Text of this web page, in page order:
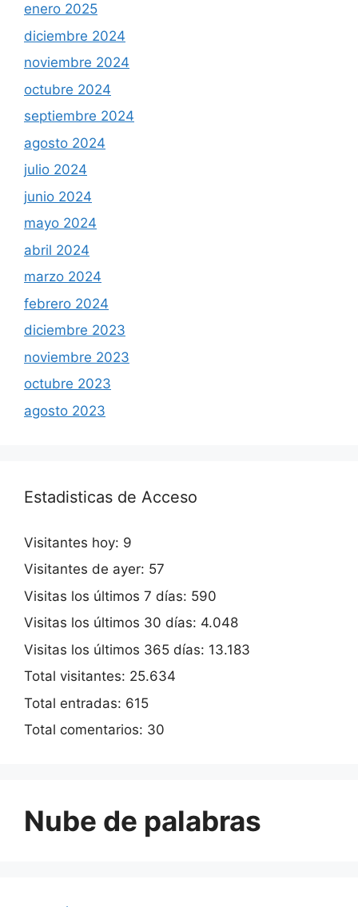
enero 2025
diciembre 2024
noviembre 2024
octubre 2024
septiembre 2024
agosto 2024
julio 2024
junio 2024
mayo 2024
abril 2024
marzo 2024
febrero 2024
diciembre 2023
noviembre 2023
octubre 2023
agosto 2023
Estadisticas de Acceso
Visitantes hoy: 9
Visitantes de ayer: 57
Visitas los últimos 7 días: 590
Visitas los últimos 30 días: 4.048
Visitas los últimos 365 días: 13.183
Total visitantes: 25.634
Total entradas: 615
Total comentarios: 30
Nube de palabras